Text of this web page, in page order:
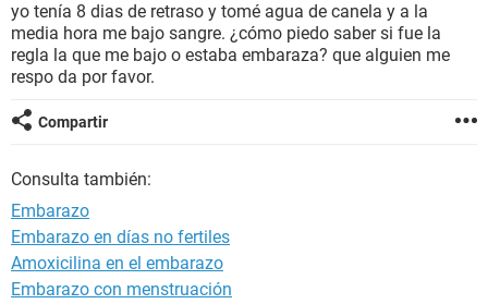
BIENESTAR
SEXUALIDAD
GLOSARIO
yo tenía 8 dias de retraso y tomé agua de canela y a la
media hora me bajo sangre. ¿cómo piedo saber si fue la
regla la que me bajo o estaba embaraza? que alguien me
respo da por favor.
Compartir
Consulta también:
Embarazo
Embarazo en días no fertiles
Amoxicilina en el embarazo
Embarazo con menstruación